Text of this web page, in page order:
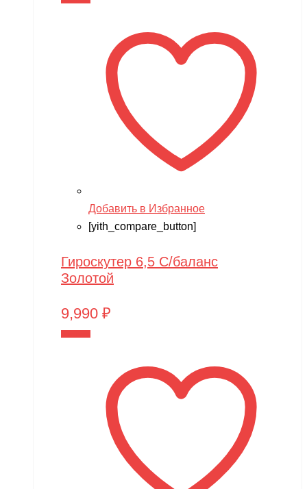
Добавить в Избранное
[yith_compare_button]
Гироскутер 6,5 С/баланс
Золотой
9,990 ₽